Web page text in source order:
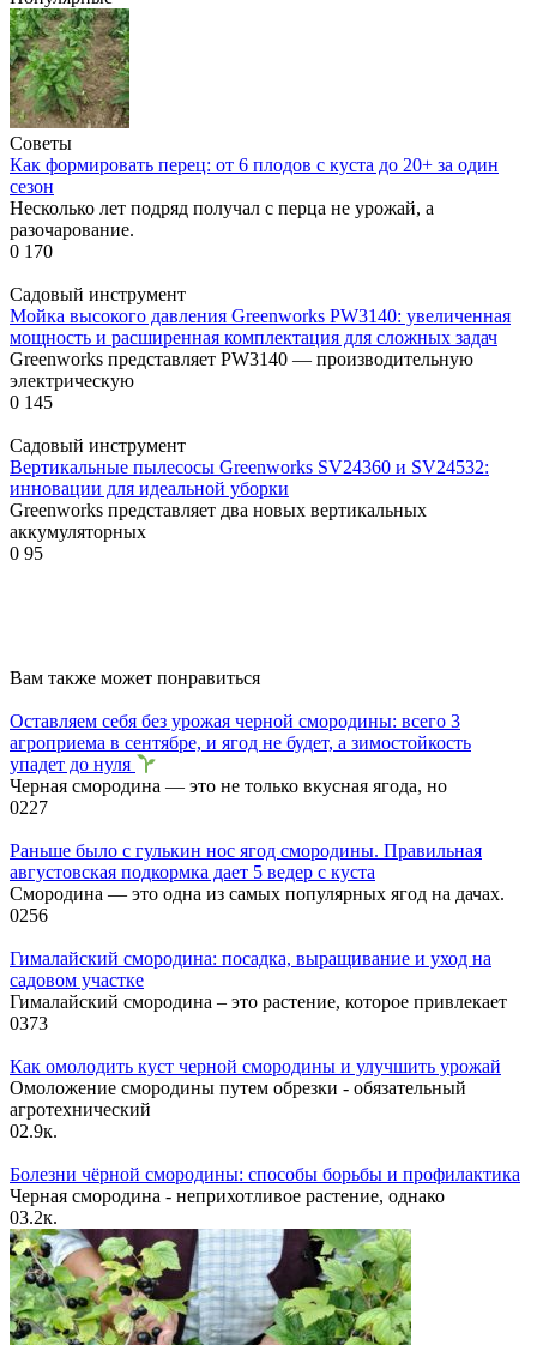
Советы
Как формировать перец: от 6 плодов с куста до 20+ за один
сезон
Несколько лет подряд получал с перца не урожай, а
разочарование.
0 170
Садовый инструмент
Мойка высокого давления Greenworks PW3140: увеличенная
мощность и расширенная комплектация для сложных задач
Greenworks представляет PW3140 — производительную
электрическую
0 145
Садовый инструмент
Вертикальные пылесосы Greenworks SV24360 и SV24532:
инновации для идеальной уборки
Greenworks представляет два новых вертикальных
аккумуляторных
0 95
Вам также может понравиться
Оставляем себя без урожая черной смородины: всего 3
агроприема в сентябре, и ягод не будет, а зимостойкость
упадет до нуля
Черная смородина — это не только вкусная ягода, но
0227
Раньше было с гулькин нос ягод смородины. Правильная
августовская подкормка дает 5 ведер с куста
Смородина — это одна из самых популярных ягод на дачах.
0256
Гималайский смородина: посадка, выращивание и уход на
садовом участке
Гималайский смородина – это растение, которое привлекает
0373
Как омолодить куст черной смородины и улучшить урожай
Омоложение смородины путем обрезки - обязательный
агротехнический
02.9к.
Болезни чёрной смородины: способы борьбы и профилактика
Черная смородина - неприхотливое растение, однако
03.2к.